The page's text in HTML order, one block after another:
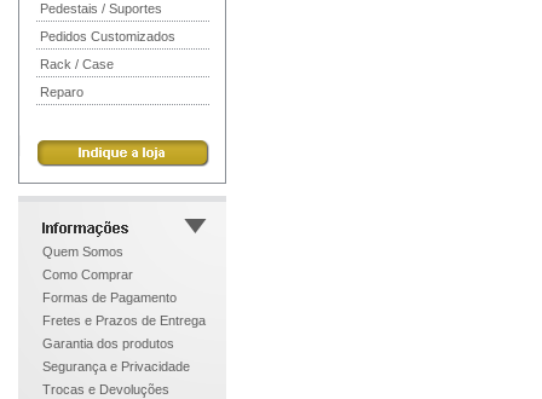
Pedestais / Suportes
Pedidos Customizados
Rack / Case
Reparo
Quem Somos
Como Comprar
Formas de Pagamento
Fretes e Prazos de Entrega
Garantia dos produtos
Segurança e Privacidade
Trocas e Devoluções